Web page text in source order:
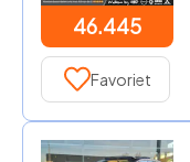
46.445
Favoriet